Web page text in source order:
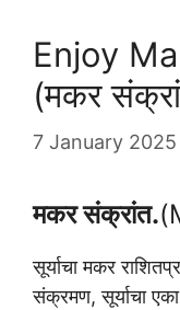
Enjoy
(मकर
7 January 2025
मकर संक्रांत.
सूर्याचा मकर
संक्रमण, सूर्याचा एका